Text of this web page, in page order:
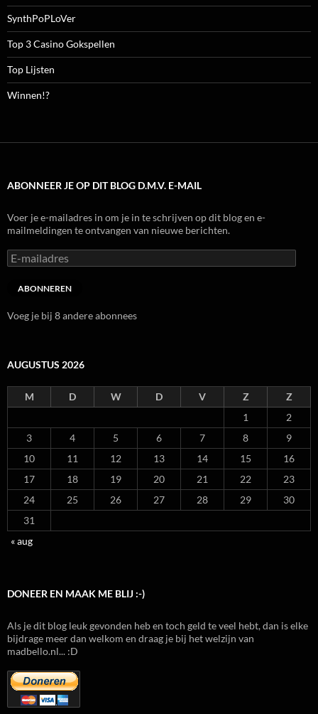
SynthPoPLoVer
Top 3 Casino Gokspellen
Top Lijsten
Winnen!?
ABONNEER JE OP DIT BLOG D.M.V. E-MAIL
Voer je e-mailadres in om je in te schrijven op dit blog en e-
mailmeldingen te ontvangen van nieuwe berichten.
E-
mailadres
ABONNEREN
Voeg je bij 8 andere abonnees
AUGUSTUS 2026
M D W D V Z
Z
1
2
3
4 5 6 7 8
9
10
11 12 13 14 15
16
17
18 19 20 21 22
23
24
25 26 27 28 29
30
31
« aug
DONEER EN MAAK ME BLIJ :-)
Als je dit blog leuk gevonden heb en toch geld te veel hebt, dan is elke
bijdrage meer dan welkom en draag je bij het welzijn van
madbello.nl... :D